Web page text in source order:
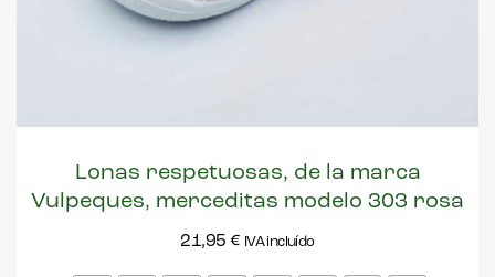
Lonas respetuosas, de la marca
Vulpeques, merceditas modelo 303 rosa
21,95 € IVA incluído